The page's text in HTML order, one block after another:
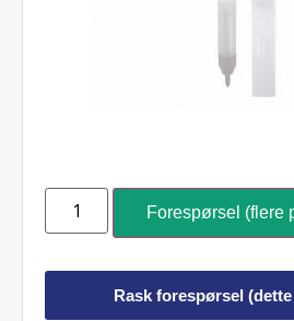
Forespørsel (flere
Rask forespørsel